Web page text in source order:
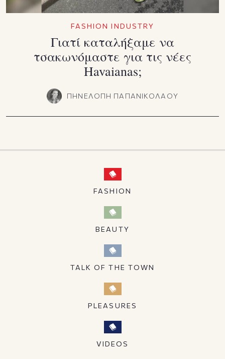
FASHION INDUSTRY
Γιατί καταλήξαμε να
τσακωνόμαστε για τις νέες
Havaianas;
ΠΗΝΕΛΟΠΗ ΠΑΠΑΝΙΚΟΛΑΟΥ
FASHION
BEAUTY
TALK OF THE TOWN
PLEASURES
VIDEOS